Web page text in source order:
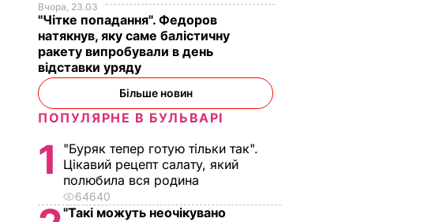
Вчора, 23.03
"Чітке попадання". Федоров
натякнув, яку саме балістичну
ракету випробували в день
відставки уряду
Більше новин
ПОПУЛЯРНЕ В БУЛЬВАРІ
1
"Буряк тепер готую тільки так".
Цікавий рецепт салату, який
полюбила вся родина
64640
"Такі можуть неочікувано